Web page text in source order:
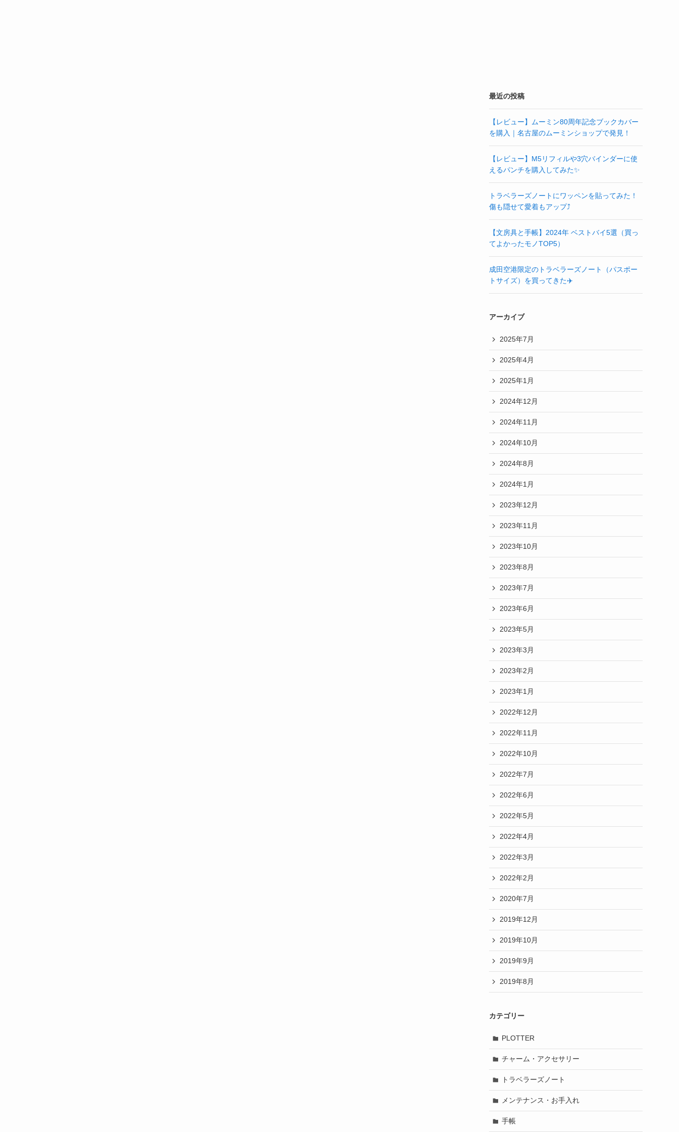
最近の投稿
【レビュー】ムーミン80周年記念ブックカバー
を購入｜名古屋のムーミンショップで発見！
【レビュー】M5リフィルや3穴バインダーに使
えるパンチを購入してみた✨
トラベラーズノートにワッペンを貼ってみた！
傷も隠せて愛着もアップ⤴️
【文房具と手帳】2024年 ベストバイ5選（買っ
てよかったモノTOP5）
成田空港限定のトラベラーズノート（パスポー
トサイズ）を買ってきた✈️
アーカイブ
2025年7月
2025年4月
2025年1月
2024年12月
2024年11月
2024年10月
2024年8月
2024年1月
2023年12月
2023年11月
2023年10月
2023年8月
2023年7月
2023年6月
2023年5月
2023年3月
2023年2月
2023年1月
2022年12月
2022年11月
2022年10月
2022年7月
2022年6月
2022年5月
2022年4月
2022年3月
2022年2月
2020年7月
2019年12月
2019年10月
2019年9月
2019年8月
カテゴリー
PLOTTER
チャーム・アクセサリー
トラベラーズノート
メンテナンス・お手入れ
手帳